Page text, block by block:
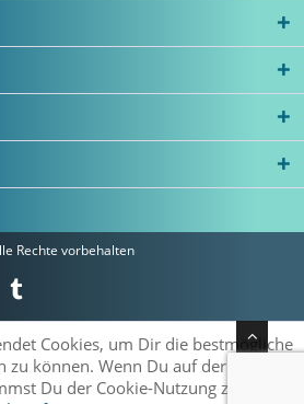
Rechte vorbehalten
Cookies, um Dir die bestmögliche
können. Wenn Du auf der Seite
Du der Cookie-Nutzung zu.